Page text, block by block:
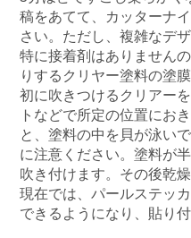
稿をあてて、カッターナ
さい。ただし、複雑なデ
特に接着剤はありません
りするクリヤー塗料の塗
初に吹きつけるクリアー
トなどで所定の位置にお
と、塗料の中を貝が泳い
に注意ください。塗料が
吹き付けます。その後乾
現在では、パールステッ
できるようになり、貼り